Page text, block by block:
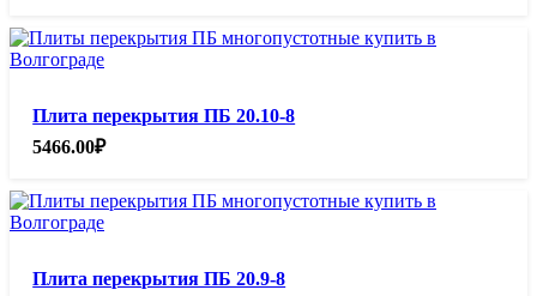
Плита перекрытия ПБ 20.10-8
5466.00₽
Плита перекрытия ПБ 20.9-8